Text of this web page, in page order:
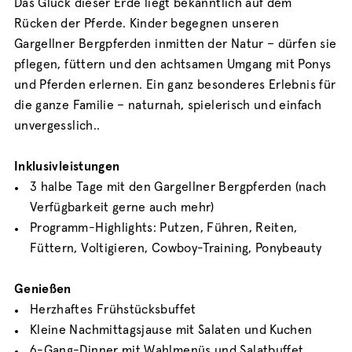
Rücken der Pferde. Kinder begegnen unseren
Gargellner Bergpferden inmitten der Natur – dürfen sie
pflegen, füttern und den achtsamen Umgang mit Ponys
und Pferden erlernen. Ein ganz besonderes Erlebnis für
die ganze Familie – naturnah, spielerisch und einfach
unvergesslich..
Inklusivleistungen
3 halbe Tage mit den Gargellner Bergpferden (nach
Verfügbarkeit gerne auch mehr)
Programm-Highlights: Putzen, Führen, Reiten,
Füttern, Voltigieren, Cowboy-Training, Ponybeauty
Genießen
Herzhaftes Frühstücksbuffet
Kleine Nachmittagsjause mit Salaten und Kuchen